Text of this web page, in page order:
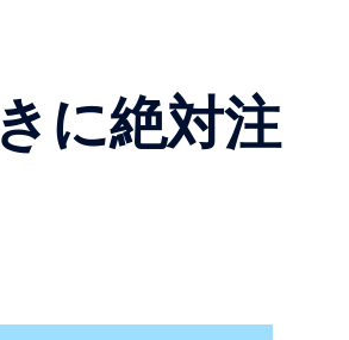
に絶対注